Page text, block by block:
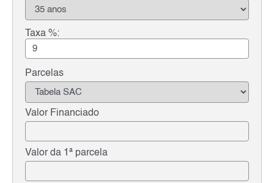
Taxa %:
Parcelas
Valor Financiado
Valor da 1ª parcela